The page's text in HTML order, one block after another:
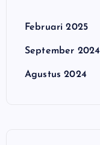
Februari 2025
September 2024
Agustus 2024